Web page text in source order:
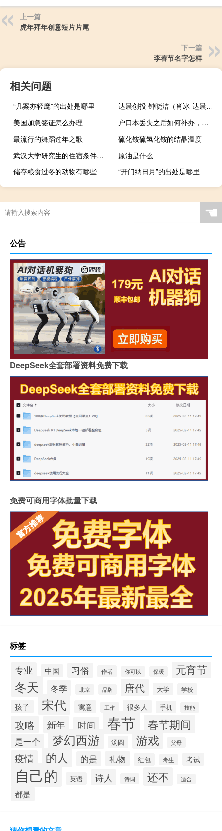
上一篇
虎年拜年创意短片片尾
下一篇
李春节名字怎样
相关问题
“几案亦轻麾”的出处是哪里
达晨创投 钟晓洁（肖冰-达晨创投合伙人兼总裁介绍）
美国加急签证怎么办理
户口本丢失之后如何补办，需要准备什么材料
最流行的舞蹈过年之歌
硫化铵硫氢化铵的结晶温度
武汉大学研究生的住宿条件怎么样？
原油是什么
储存粮食过冬的动物有哪些
“开门纳日月”的出处是哪里
☚
公告
DeepSeek全套部署资料免费下载
免费可商用字体批量下载
标签
专业 中国 习俗 作者 你可以 保暖 元宵节
冬天 冬季 北京 品牌 唐代 大学 学校
孩子 宋代 寓意 工作 很多人 手机 技能
攻略 新年 时间 春节 春节期间
是一个 梦幻西游 汤圆 游戏 父母
疫情 的人 的是 礼物 红包 考生 考试
自己的 英语 诗人 诗词 还不 适合
都是